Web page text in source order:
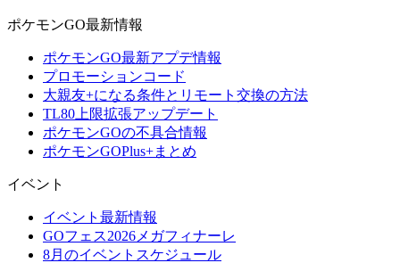
ポケモンGO最新情報
ポケモンGO最新アプデ情報
プロモーションコード
大親友+になる条件とリモート交換の方法
TL80上限拡張アップデート
ポケモンGOの不具合情報
ポケモンGOPlus+まとめ
イベント
イベント最新情報
GOフェス2026メガフィナーレ
8月のイベントスケジュール